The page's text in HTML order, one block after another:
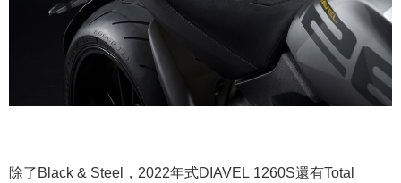
除了Black & Steel，2022年式DIAVEL 1260S還有Total